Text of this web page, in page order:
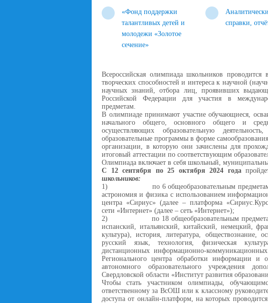
«Фонд поддержки
талантливых детей и
молодежи «Золотое
сечение»
справки,
Всероссийская олимпиада школьников
творческих способностей и интереса к научной
научных знаний, отбора лиц, проявивших
Российской Федерации для участия в
предметам.
В олимпиаде принимают участие обучающиеся,
начального общего, основного общего и
осуществляющих образовательную
образовательные программы в форме
организации, в которую они зачислены для
итоговый аттестации по соответствующим
Олимпиада включает в себя школьный,
С 12 сентября по 25 октября 2024 года
школьников:
1)
по 6 общеобразовательным
астрономия и физика с использованием
центра «Сириус» (далее – платформа
сети «Интернет» (далее – сеть «Интернет»);
2)
по 18 общеобразовательным
испанский, итальянский, китайский, немецкий,
культура), история, литература,
русский язык, технология, физическая
дистанционных информационно-
Регионального центра обработки информации и
автономного образовательного учреждения
Свердловской области «Институт развития
Чтобы стать участником олимпиады,
ответственному за ВсОШ или к классному
доступа от онлайн-платформ, на которых